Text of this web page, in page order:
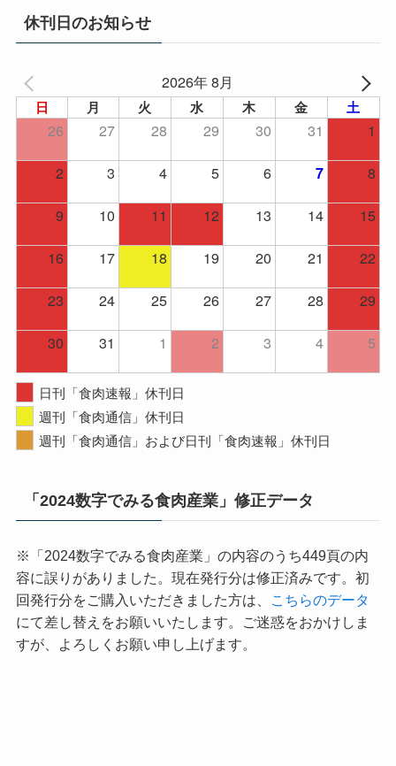
イ
ブ
休刊日のお知らせ
2026年 8月
日 月 火 水 木 金 土
26 27 28 29 30 31
1
2
3 4 5 6 7
8
9
10 11 12 13 14
15
16
17 18 19 20 21
22
23
24 25 26 27 28
29
30
31 1 2 3 4 5
日刊「食肉速報」休刊日
週刊「食肉通信」休刊日
週刊「食肉通信」および日刊「食肉速報」休刊日
「2024数字でみる食肉産業」修正データ
※「2024数字でみる食肉産業」の内容のうち449頁の内
容に誤りがありました。現在発行分は修正済みです。初
回発行分をご購入いただきました方は、
こちらのデータ
にて差し替えをお願いいたします。ご迷惑をおかけしま
すが、よろしくお願い申し上げます。